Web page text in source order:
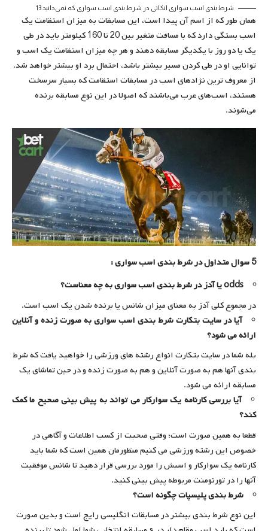
شرط بندی اسب سواری |نکاتی در شرط بندی اسب سواری که نمی‌دانید 13
همان طور که از اسم آن پیدا است، این مسابقات به میزان استقامت یک
اسب بستگی دارد که با مسافت متغیر بین 20 تا 160 کیلومتر باید در طی
یک یا دو روز با یکدیگر مسابقه دهند و هر چه میزان استقامت یک اسب و
توانایی او در طی کردن مسیر بیشتر باشد، احتمال برد او بیشتر خواهد شد.
از معروف ترین نژادهای اسب در مسابقات استقامت که بسیار سرسخت
هستند، اسب‌های عرب می‌باشند که اصولا در این نوع مسابقه برنده
می‌شوند.
5 سوال متداول در شرط بندی اسب سواری :
odds یا آدز در شرط بندی اسب سواری به چه معناست؟
در مجموع کلی آدز به معنای میزان شانس یا برنده شدن یک اسب است.
آیا در سایت بتکارت شرط بندی اسب سواری به صورت زنده و آنلاین
ارائه می شود؟
بله شما در سایت بتکارت انواع رشته های ورزشی را خواهید یافت که شرط
بندی آنها هم به صورت آنلاین و هم به صورت زنده و در حین تماشای یک
مسابقه ارائه می شود.
آیا بررسی کارنامه یک سوارکار می تواند به پیش بینی صحیح ما کمک
کند؟
قطعا به همین صورت است؛ وقتی صحبت از کسب اطلاعات و آگاهی در
خصوص این رشته ورزشی می کنیم منظورمان همین است که شما باید
کارنامه یک سوارکار و اسبش را مورد بررسی قرار دهید تا شانس موفقیت
آنها را در تورنومنت مربوطه پیش بینی کنید.
شرط بندی پلیسپات چگونه است؟
این نوع شرط بندی بیشتر در مسابقات انگلیسی رایج است و بدین صورت